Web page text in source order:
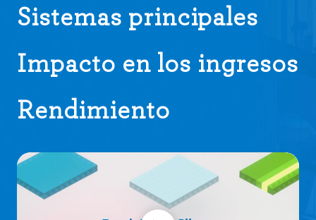
Sistemas principales
Impacto en los ingresos
Rendimiento